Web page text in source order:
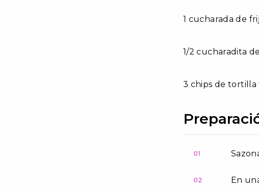
1 cucharada de
1/2 cucharadita
3 chips de
01
02 En